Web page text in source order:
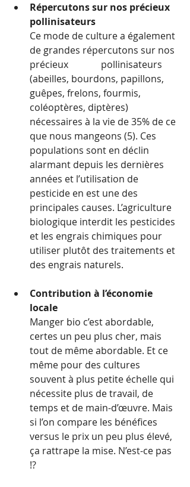
Répercutons sur nos précieux
pollinisateurs
Ce mode de culture a également
de grandes répercutons sur nos
précieux 		pollinisateurs
(abeilles, bourdons, papillons,
guêpes, frelons, fourmis,
coléoptères, diptères)
nécessaires à la vie de 35% de ce
que nous mangeons (5). Ces
populations sont en déclin
alarmant depuis les dernières
années et l’utilisation de
pesticide en est une des
principales causes. L’agriculture
biologique interdit les pesticides
et les engrais chimiques pour
utiliser plutôt des traitements et
des engrais naturels.
Contribution à l’économie
locale
Manger bio c’est abordable,
certes un peu plus cher, mais
tout de même abordable. Et ce
même pour des cultures
souvent à plus petite échelle qui
nécessite plus de travail, de
temps et de main-d’œuvre. Mais
si l’on compare les bénéfices
versus le prix un peu plus élevé,
ça rattrape la mise. N’est-ce pas
!?